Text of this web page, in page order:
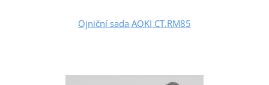
Ojniční sada AOKI CT.RM85